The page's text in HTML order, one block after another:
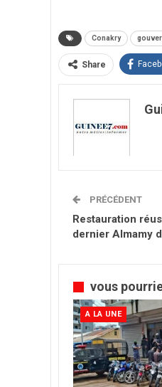
Conakry
Share
PRÉCÉDENT
Restauration
dernier Almamy
vous
A LA UNE